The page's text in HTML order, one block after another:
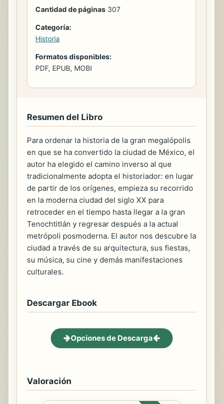
Cantidad de páginas 307
Categoría:
Historia
Formatos disponibles:
PDF, EPUB, MOBI
Resumen del Libro
Para ordenar la historia de la gran megalópolis
en que se ha convertido la ciudad de México, el
autor ha elegido el camino inverso al que
tradicionalmente adopta el historiador: en lugar
de partir de los orígenes, empieza su recorrido
en la moderna ciudad del siglo XX para
retroceder en el tiempo hasta llegar a la gran
Tenochtitlán y regresar después a la actual
metrópoli posmoderna. El autor nos descubre la
ciudad a través de su arquitectura, sus fiestas,
su música, su cine y demás manifestaciones
culturales.
Descargar Ebook
Opciones de Descarga
Valoración